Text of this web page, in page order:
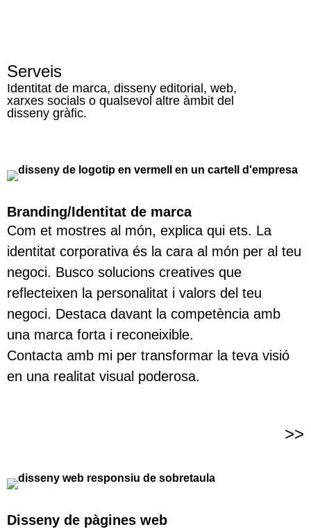
Serveis
Identitat de marca, disseny editorial, web,
xarxes socials o qualsevol altre àmbit del
disseny gràfic.
Branding/Identitat de marca
Com et mostres al món, explica qui ets. La
identitat corporativa és la cara al món per al teu
negoci. Busco solucions creatives que
reflecteixen la personalitat i valors del teu
negoci. Destaca davant la competència amb
una marca forta i reconeixible.
Contacta amb mi per transformar la teva visió
en una realitat visual poderosa.
>>
Disseny de pàgines web